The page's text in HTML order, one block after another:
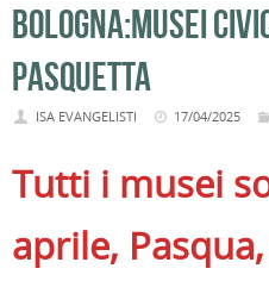
BOLOGNA:MUSEI
PASQUETTA
ISA EVANGELISTI 17/04/2025
Tutti i musei
aprile,